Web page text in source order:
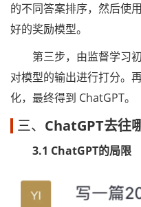
的不同答案排序，然后使
好的奖励模型。
第三步，由监督学习初
对模型的输出进行打分。
化，最终得到 ChatGPT。
三、 ChatGPT去往
3.1 ChatGPT的局限